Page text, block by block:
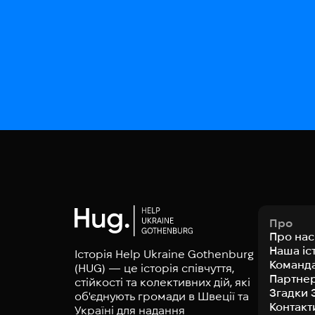
Історія Help Ukraine Gothenburg
(HUG) — це історія співчуття,
стійкості та колективних дій, які
об'єднують громади в Швеції та
Україні для надання
Про
Про нас
Наша
Згадки